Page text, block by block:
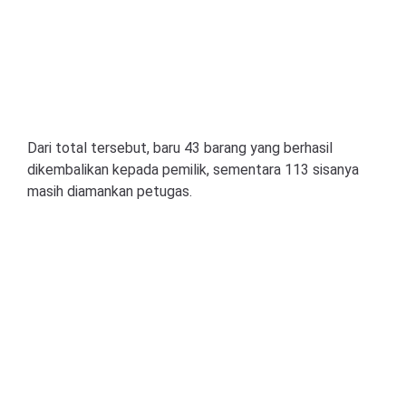
Dari total tersebut, baru 43 barang yang berhasil
dikembalikan kepada pemilik, sementara 113 sisanya
masih diamankan petugas.